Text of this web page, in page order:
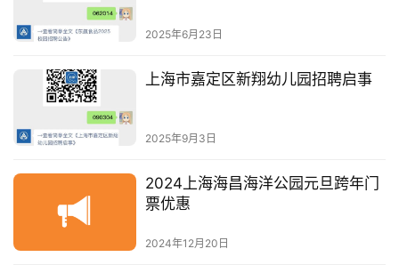
2025年6月23日
上海市嘉定区新翔幼儿园招聘启事
2025年9月3日
2024上海海昌海洋公园元旦跨年门
票优惠
2024年12月20日